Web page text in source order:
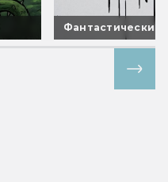
Фантастические